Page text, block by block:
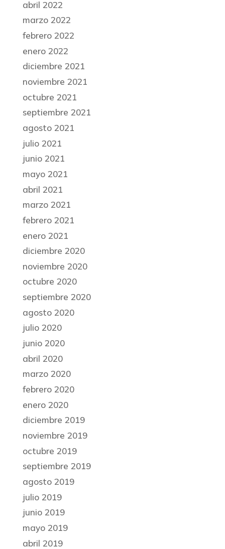
abril 2022
marzo 2022
febrero 2022
enero 2022
diciembre 2021
noviembre 2021
octubre 2021
septiembre 2021
agosto 2021
julio 2021
junio 2021
mayo 2021
abril 2021
marzo 2021
febrero 2021
enero 2021
diciembre 2020
noviembre 2020
octubre 2020
septiembre 2020
agosto 2020
julio 2020
junio 2020
abril 2020
marzo 2020
febrero 2020
enero 2020
diciembre 2019
noviembre 2019
octubre 2019
septiembre 2019
agosto 2019
julio 2019
junio 2019
mayo 2019
abril 2019